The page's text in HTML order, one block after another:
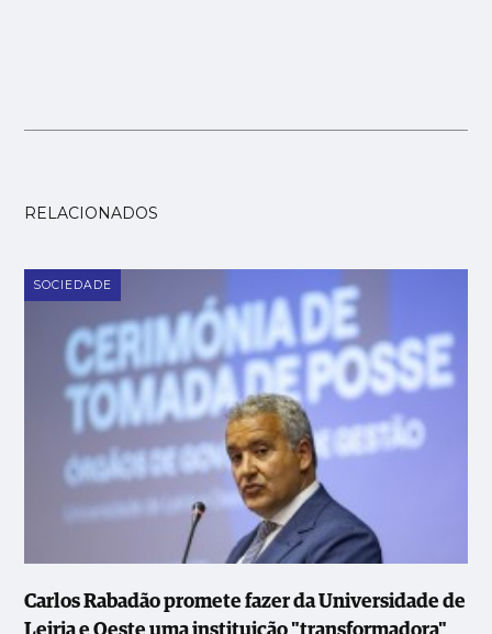
RELACIONADOS
SOCIEDADE
Carlos Rabadão promete fazer da Universidade de